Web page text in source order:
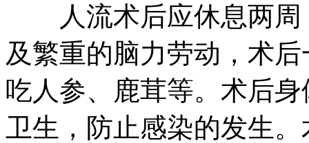
人流术后应休息两周
及繁重的脑力劳动，术
吃人参、鹿茸等。术后
卫生，防止感染的发生